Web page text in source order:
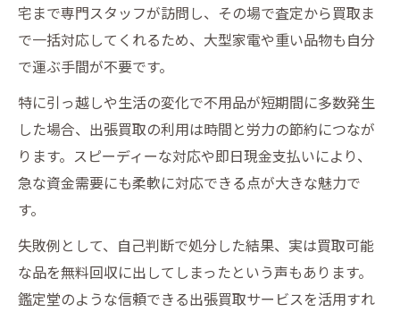
宅まで専門スタッフが訪問し、その場で査定から買取ま
で一括対応してくれるため、大型家電や重い品物も自分
で運ぶ手間が不要です。
特に引っ越しや生活の変化で不用品が短期間に多数発生
した場合、出張買取の利用は時間と労力の節約につなが
ります。スピーディーな対応や即日現金支払いにより、
急な資金需要にも柔軟に対応できる点が大きな魅力で
す。
失敗例として、自己判断で処分した結果、実は買取可能
な品を無料回収に出してしまったという声もあります。
鑑定堂のような信頼できる出張買取サービスを活用すれ